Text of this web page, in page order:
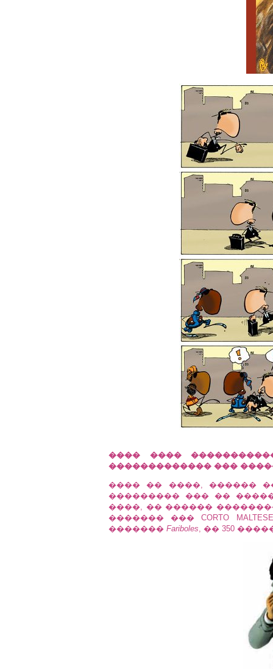
���� ����
������������� ���
���� �� ����, ������
��������� ��� ��
����, �� ������
������� ��� CORTO
������� Fariboles, �� 350